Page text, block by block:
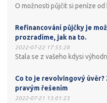
O možnosti půjčit si peníze od
Refinancování půjčky je
prozradíme, jak na to.
2022-07-22 17:55:28
Stala se z vašeho kdysi
Co to je revolvingový
pravým řešením
2022-07-21 13:01:23